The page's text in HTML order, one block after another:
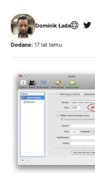
Dominik Łada
Dodane: 17 lat temu